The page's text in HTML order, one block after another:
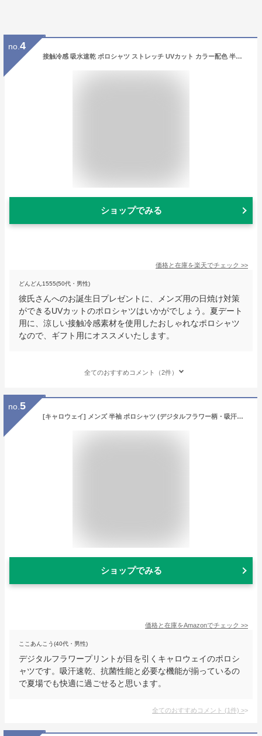
no. 4
接触冷感 吸水速乾 ポロシャツ ストレッチ UVカット カラー配色 半袖 メンズ ファッション トップス 春 夏 秋 春服 夏服 秋服【メール便送料無料《M1.5》】【2-E1M】
ショップでみる
価格と在庫を楽天でチェック >>
どんどん1555(50代・男性)
彼氏さんへのお誕生日プレゼントに、メンズ用の日焼け対策
ができるUVカットのポロシャツはいかがでしょう。夏デート
用に、涼しい接触冷感素材を使用したおしゃれなポロシャツ
なので、ギフト用にオススメいたします。
全てのおすすめコメント（2件）
no. 5
[キャロウェイ] メンズ 半袖 ポロシャツ (デジタルフラワー柄・吸汗速乾性・UVカット・抗菌性) / ゴルフ / C23134113 1120_ネイビー L
ショップでみる
価格と在庫をAmazonでチェック >>
ここあんこう(40代・男性)
デジタルフラワープリントが目を引くキャロウェイのポロシ
ャツです。吸汗速乾、抗菌性能と必要な機能が揃っているの
で夏場でも快適に過ごせると思います。
全てのおすすめコメント (1件) >